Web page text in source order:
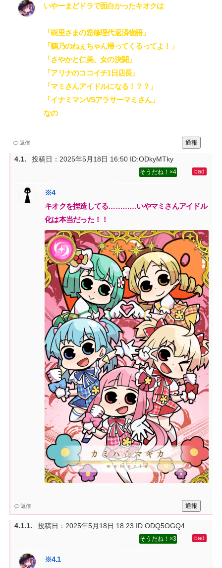
いやーまどドラで面白かったキオクは‌
「樹里さまの窓修理代返済物語」‌
「鶴乃のねぇちゃん帰ってくるってよ！」‌
「さやかと仁美、女の決闘」‌
「アリナのココイチ1日店長」‌
「マミさんアイドルになる！？？」‌
「イナミマンVSアラサーマミさん」‌
なの
通報
返信
投稿日： 2025年5月18日 16:50 ID:ODkyMTky
4
キオクを捏造してる…………いやマミさんアイドル
化は本当だった！！
通報
返信
投稿日：2025年5月18日 18:23 ID:ODQ5OGQ4
3